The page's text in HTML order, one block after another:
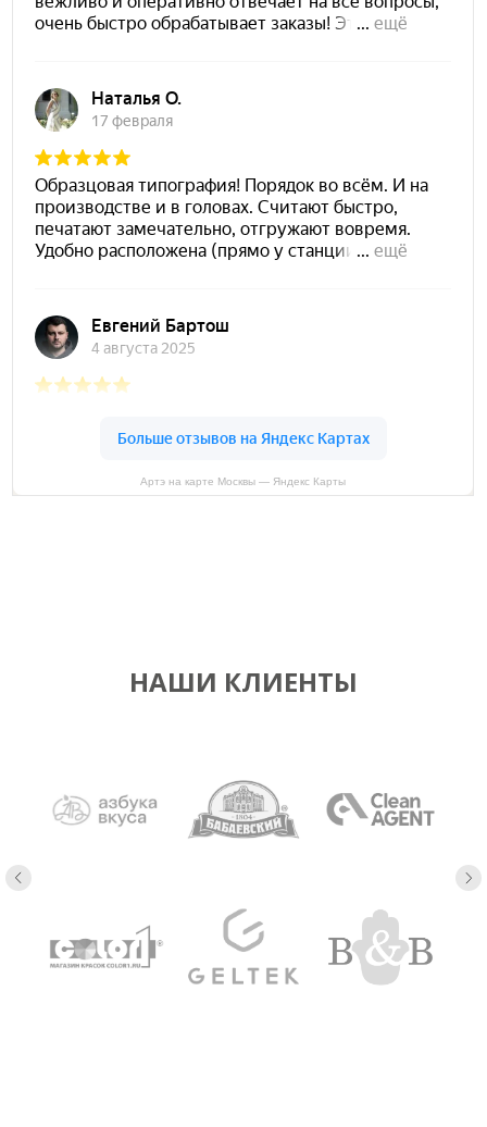
Артэ на карте Москвы — Яндекс Карты
НАШИ КЛИЕНТЫ